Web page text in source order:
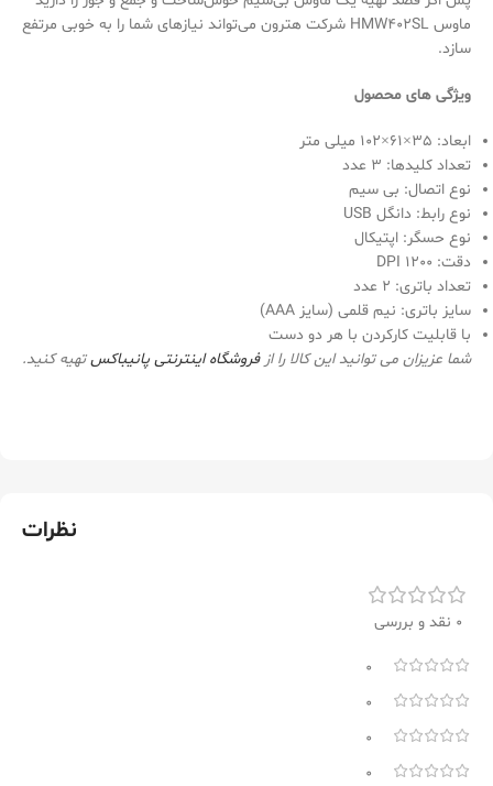
ماوس HMW402SL شرکت هترون می‌تواند نیازهای شما را به خوبی مرتفع
سازد.
ویژگی های محصول
ابعاد: 35×61×102 میلی متر
تعداد کلیدها: 3 عدد
نوع اتصال: بی سیم
نوع رابط: دانگل USB
نوع حسگر: اپتیکال
دقت: 1200 DPI
تعداد باتری: 2 عدد
سایز باتری: نیم قلمی (سایز AAA)
با قابلیت کارکردن با هر دو دست
شما عزیزان می توانید این کالا را ازفروشگاه اینترنتی پانیباکستهیه کنید.
نظرات
0 نقد و بررسی
0
0
0
0